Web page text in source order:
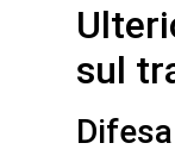
sul